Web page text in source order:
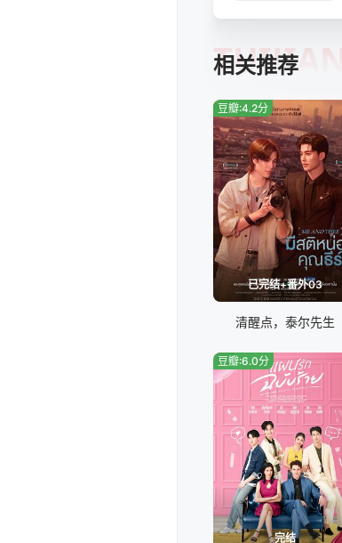
相关推荐
TUIJIAN
已完结+番外03
豆瓣:4.2分
清醒点，泰尔先生
完结
豆瓣:6.0分